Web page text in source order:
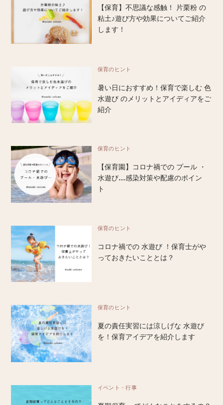
【保育】不思議な感触！ 片栗粉 の
粘土♪遊び方や効果についてご紹介
します！
保育のヒント
暑い日におすすめ！保育で楽しむ 色
水遊び のメリットとアイディアをご
紹介
保育のヒント
【保育園】コロナ禍での プール ・
水遊び…感染対策や配慮のポイン
ト
保育のヒント
コロナ禍での 水遊び ！保育士がや
っておきたいこととは？
保育のヒント
夏の責任実習には涼しげな 水遊び
を！保育アイデアを紹介します
イベント・行事